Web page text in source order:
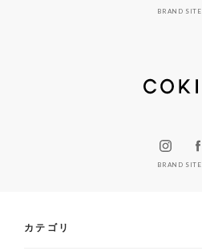
BRAND SITE
BRAND SITE
カテゴリ